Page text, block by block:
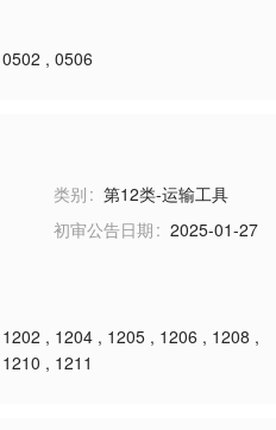
0502 , 0506
类别 第12类-运输工具
初审公告日期 2025-01-27
1202 , 1204 , 1205 , 1206 , 1208 ,
1210 , 1211